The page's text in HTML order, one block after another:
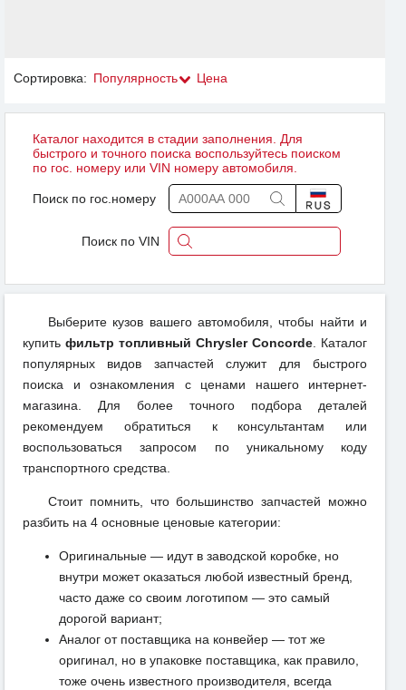
Сортировка: Популярность Цена
Каталог находится в стадии заполнения. Для
быстрого и точного поиска воспользуйтесь поиском
по гос. номеру или VIN номеру автомобиля.
Поиск по гос.номеру
Поиск по VIN
Выберите кузов вашего автомобиля, чтобы найти и
купить фильтр топливный Chrysler Concorde. Каталог
популярных видов запчастей служит для быстрого
поиска и ознакомления с ценами нашего интернет-
магазина. Для более точного подбора деталей
рекомендуем обратиться к консультантам или
воспользоваться запросом по уникальному коду
транспортного средства.
Стоит помнить, что большинство запчастей можно
разбить на 4 основные ценовые категории:
Оригинальные — идут в заводской коробке, но
внутри может оказаться любой известный бренд,
часто даже со своим логотипом — это самый
дорогой вариант;
Аналог от поставщика на конвейер — тот же
оригинал, но в упаковке поставщика, как правило,
тоже очень известного производителя, всегда